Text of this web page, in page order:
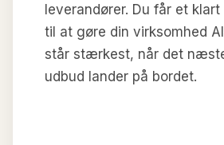
leverandører. Du får et
til at gøre din virksomhed
står stærkest, når det
udbud lander på bordet.